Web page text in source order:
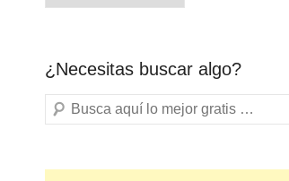
¿Necesitas buscar algo?
Buscar